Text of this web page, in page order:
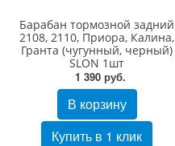
Барабан тормозной задний
2108, 2110, Приора, Калина,
Гранта (чугунный, черный)
SLON 1шт
1 390 руб.
В корзину
Купить в 1 клик